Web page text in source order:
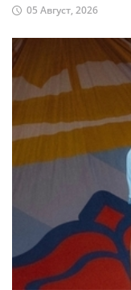
05 Август, 2026